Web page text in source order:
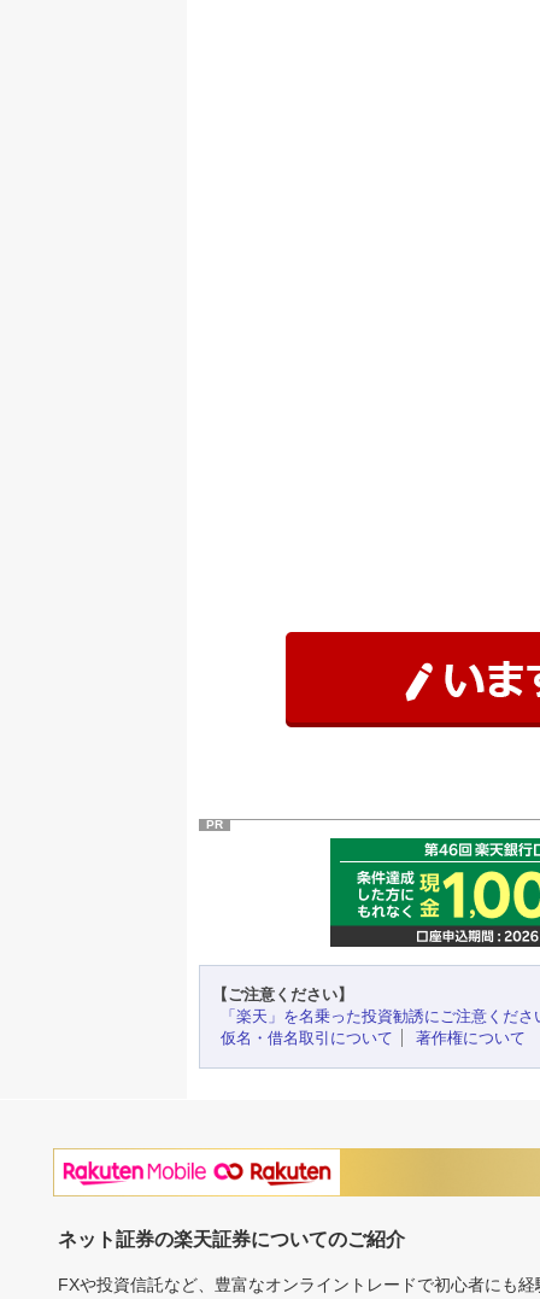
PR
【ご注意ください】
「楽天」を名乗った投資勧誘にご注意くださ
仮名・借名取引について
著作権について
ネット証券の楽天証券についてのご紹介
FXや投資信託など、豊富なオンライントレードで初心者にも